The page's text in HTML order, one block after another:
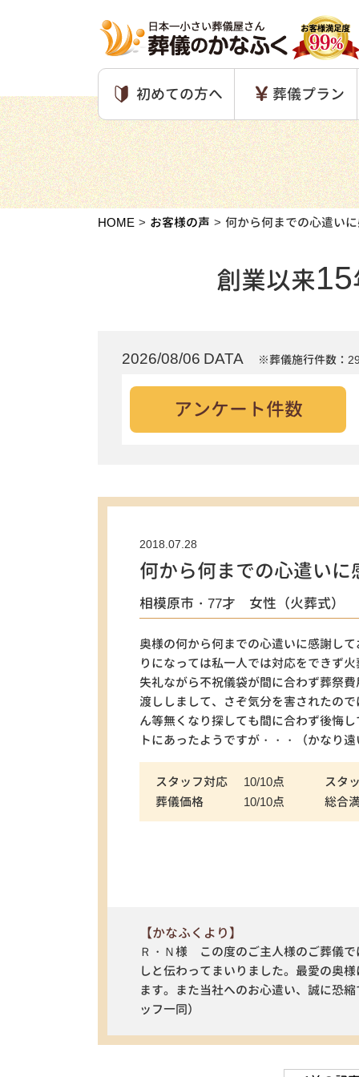
初めての方へ 葬儀プラン
HOME お客様の声 何から何までの心遣い
創業以来15
2026/08/06 DATA ※葬儀施行件数：
アンケート件数
2018.07.28
何から何までの心遣い
相模原市・77才 女性（火葬式）
奥様の何から何までの心遣いに感謝し
りになっては私一人では対応をできず
失礼ながら不祝儀袋が間に合わず葬祭
渡ししまして、さぞ気分を害されたの
ん等無くなり探しても間に合わず後悔
トにあったようですが・・・（かなり
スタッフ対応 10/10点
スタ
葬儀価格
10/10点 総合
【かなふくより】
Ｒ・Ｎ様 この度のご主人様のご葬儀
しと伝わってまいりました。最愛の奥
ます。また当社へのお心遣い、誠に恐
ッフ一同）